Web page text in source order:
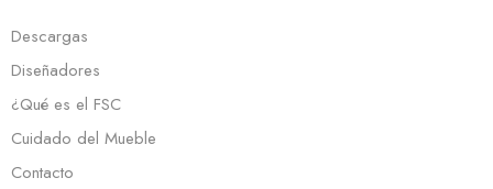
Descargas
Diseñadores
¿Qué es el FSC
Cuidado del Mueble
Contacto